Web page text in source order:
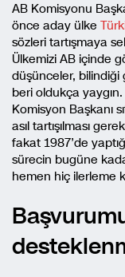
AB Komisyonu
önce aday ülke
sözleri tartışmaya
Ülkemizi AB içinde
düşünceler, bilindiği
beri oldukça
Komisyon Başkanı
asıl tartışılması
fakat 1987’de
sürecin bugüne
hemen hiç ilerleme